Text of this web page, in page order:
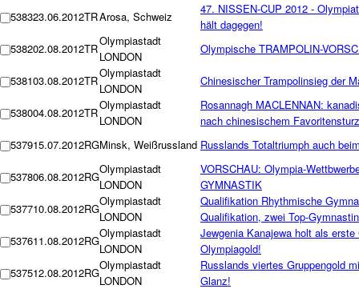
538323.06.2012TRArosa, Schweiz
47. NISSEN-CUP 2012 -
hält dagegen!
538202.08.2012TR
Olympiastadt
LONDON
Olympische TRAMPOLIN-
538103.08.2012TR
Olympiastadt
LONDON
Chinesischer Trampolinsieg der
538004.08.2012TR
Olympiastadt
LONDON
Rosannagh MACLENNAN:
nach chinesischem Favoritensturz
537915.07.2012RGMinsk, Weißrussland Russlands Totaltriumph auch
537806.08.2012RG
Olympiastadt
LONDON
VORSCHAU: Olympia-
GYMNASTIK
537710.08.2012RG
Olympiastadt
LONDON
Qualifikation Rhythmische
Qualifikation, zwei Top-
537611.08.2012RG
Olympiastadt
LONDON
Jewgenia Kanajewa holt als
Olympiagold!
537512.08.2012RG
Olympiastadt
LONDON
Russlands viertes Gruppengold
Glanz!